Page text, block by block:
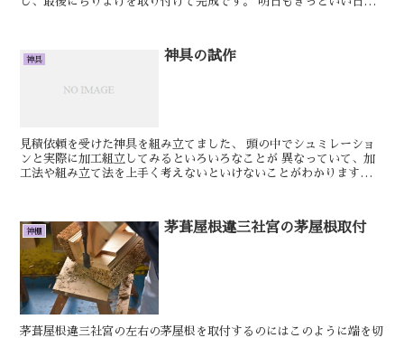
神具 神具の試作
見積依頼を受けた神具を組み立てました、 頭の中でシュミレーショ
ンと実際に加工組立してみるといろいろなことが 異なっていて、加
工法や組み立て法を上手く考えないといけないことがわかります、
神棚 茅葺屋根違三社宮の茅屋根取付
茅葺屋根違三社宮の左右の茅屋根を取付するのにはこのように端を切